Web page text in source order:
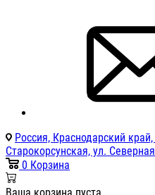
Россия, Краснодарский
Старокорсунская, ул.
0 Корзина